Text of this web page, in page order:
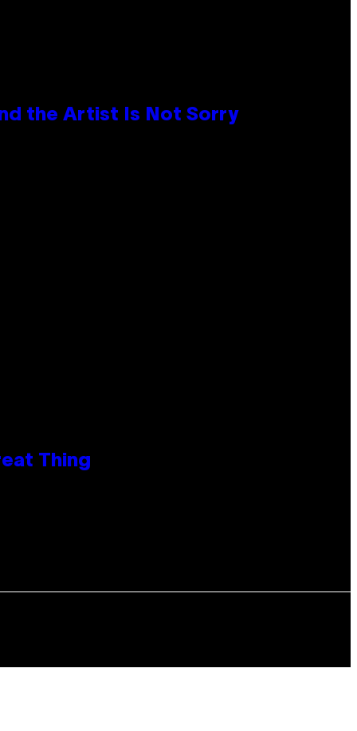
the Artist Is Not Sorry
Thing